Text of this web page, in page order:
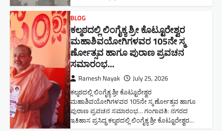
BLOG
ಕಲ್ಮಠದಲ್ಲಿ ಲಿಂಗೈಕ್ಯ ಶ್ರೀ ಕೊಟ್ಟೂರೇಶ್ವರ
ಮಹಾಶಿವಯೋಗಿಗಳವರ 105ನೇ ಸ್ಮ
ರ್ಣೋತ್ಸವ ಹಾಗೂ ಪುರಾಣ ಪ್ರವಚನ
ಸಮಾರಂಭ​…
Ramesh Nayak July 25, 2026
ಕಲ್ಮಠದಲ್ಲಿ ಲಿಂಗೈಕ್ಯ ಶ್ರೀ ಕೊಟ್ಟೂರೇಶ್ವರ
ಮಹಾಶಿವಯೋಗಿಗಳವರ 105ನೇ ಸ್ಮ ರ್ಣೋತ್ಸವ ಹಾಗೂ
ಪುರಾಣ ಪ್ರವಚನ ಸಮಾರಂಭ​… ಗಂಗಾವತಿ: ನಗರದ
ಇತಿಹಾಸ ಪ್ರಸಿದ್ಧ ಕಲ್ಮಠದಲ್ಲಿ ಲಿಂಗೈಕ್ಯ ಶ್ರೀ ಕೊಟ್ಟೂರೇಶ್ವರ…